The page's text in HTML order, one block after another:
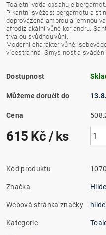
Toaletní voda obsahuje
Pikantní svěžest bergamotu a
doprovázená ambrou a jemnou
afrodiziakální vůně koriandru.
trvalou svůdnou vůni.
Moderní charakter vůně:
vícestranná. Smyslnost a svádění.
Dostupnost
Můžeme doručit do
Cena
615 Kč / ks
Kód produktu 1070
Značka
Webová stránka značky
Kategorie